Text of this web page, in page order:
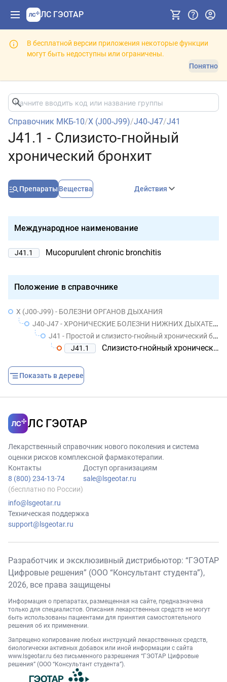
ЛС ГЭОТАР
В бесплатной версии приложения некоторые функции
могут быть недоступны или ограничены.
Понятно
Справочник МКБ-10/X (J00-J99)/J40-J47/J41
J41.1 - Слизисто-гнойный
хронический бронхит
Препараты Вещества Действия
Международное наименование
J41.1 Mucopurulent chronic bronchitis
Положение в справочнике
X (J00-J99) - БОЛЕЗНИ ОРГАНОВ ДЫХАНИЯ
J40-J47 - ХРОНИЧЕСКИЕ БОЛЕЗНИ НИЖНИХ ДЫХАТЕЛЬНЫХ ПУТЕЙ
J41 - Простой и слизисто-гнойный хронический бронхит
J41.1
Слизисто-гнойный хронический бронхит
Показать в дереве
ЛС ГЭОТАР
Лекарственный справочник нового поколения и система
оценки рисков комплексной фармакотерапии.
Контакты
8 (800) 234-13-74
(бесплатно по России)
info@lsgeotar.ru
Доступ организациям
sale@lsgeotar.ru
Техническая поддержка
support@lsgeotar.ru
Разработчик и эксклюзивный дистрибьютор: “ГЭОТАР
Цифровые решения” (ООО “Консультант студента”),
2026, все права защищены
Информация о препаратах, размещенная на сайте, предназначена
только для специалистов. Описания лекарственных средств не могут
быть использованы пациентами для принятия самостоятельного
решения об их применении.
Запрещено копирование любых инструкций лекарственных средств,
биологически активных добавок или иной информации с сайта
www.lsgeotar.ru без письменного разрешения “ГЭОТАР Цифровые
решения” (ООО “Консультант студента”).